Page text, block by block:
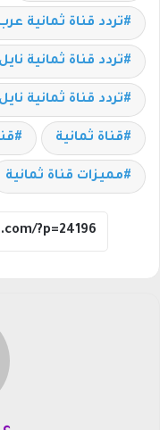
تردد قناة ثمانية عرب
تردد قناة ثمانية نايل
تردد قناة ثمانية
قناة ثمانية
مميزات قناة ثمانية